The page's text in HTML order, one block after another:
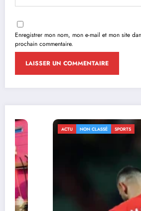
Enregistrer mon nom, mon e-mail et mon site
prochain commentaire.
NON CLASSÉ SPORTS